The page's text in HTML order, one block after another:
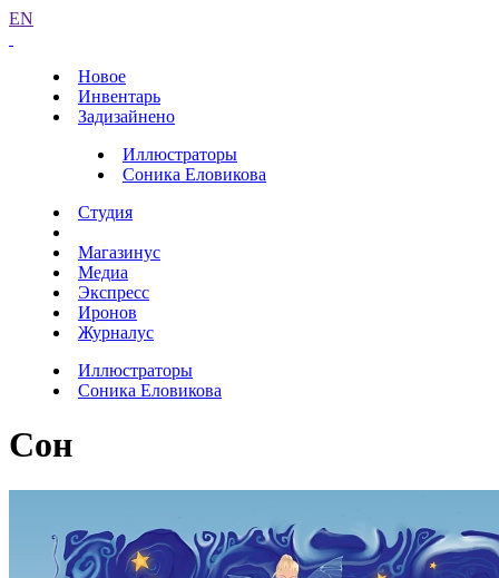
EN
Новое
Инвентарь
Задизайнено
Иллюстраторы
Соника Еловикова
Студия
Магазинус
Медиа
Экспресс
Иронов
Журналус
Иллюстраторы
Соника Еловикова
Сон